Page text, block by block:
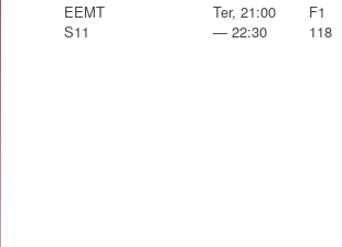
EEMT
S11
Ter, 21:00
— 22:30
F1
118